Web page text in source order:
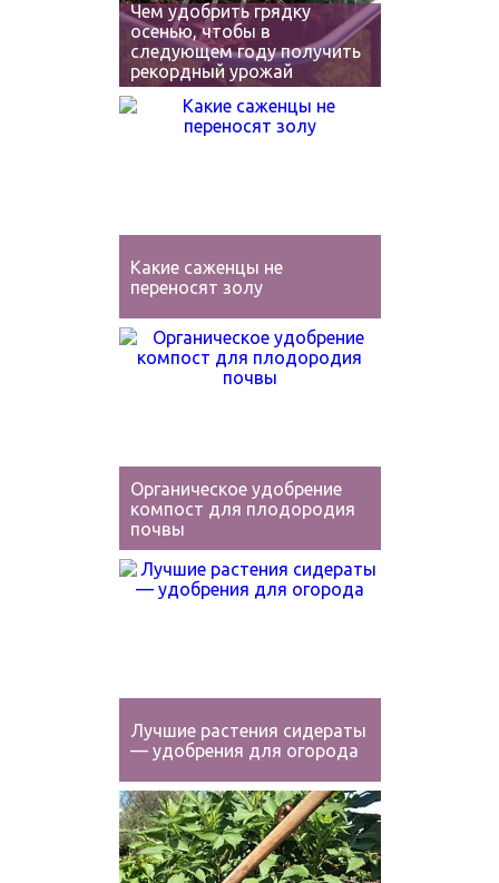
Чем удобрить грядку
осенью, чтобы в
следующем году получить
рекордный урожай
Какие саженцы не
переносят золу
Органическое удобрение
компост для плодородия
почвы
Лучшие растения сидераты
— удобрения для огорода